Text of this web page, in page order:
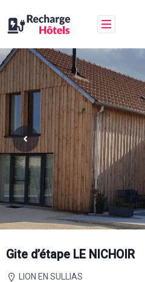
au
contenu
Gite d’étape LE NICHOIR
LION EN SULLIAS